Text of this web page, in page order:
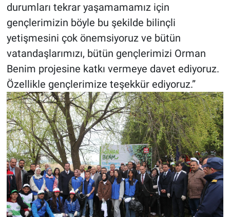
durumları tekrar yaşamamamız için
gençlerimizin böyle bu şekilde bilinçli
yetişmesini çok önemsiyoruz ve bütün
vatandaşlarımızı, bütün gençlerimizi Orman
Benim projesine katkı vermeye davet ediyoruz.
Özellikle gençlerimize teşekkür ediyoruz.”